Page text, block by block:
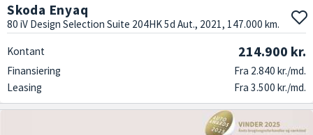
Skoda Enyaq
80 iV Design Selection Suite 204HK 5d Aut., 2021, 147.000 km.
Kontant 214.900 kr.
Finansiering
Fra 2.840 kr./md.
Leasing
Fra 3.500 kr./md.